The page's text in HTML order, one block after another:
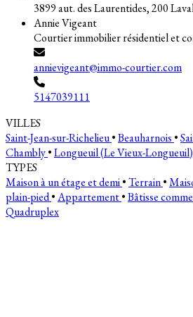
3899 aut. des Laurentides, 200
Annie Vigeant
Courtier immobilier résidentiel et
annievigeant@immo-courtier.com
5147039111
VILLES
Saint-Jean-sur-Richelieu•Beauharnois •
Chambly•Longueuil (Le Vieux-Longueuil)
TYPES
Maison à un étage et demi•Terrain•
plain-pied•Appartement•Bâtisse
Quadruplex